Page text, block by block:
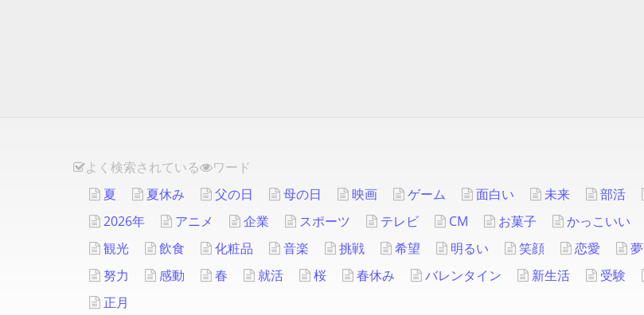
よく検索されている
ワード
夏
夏休み 父の日 母の日 映画 ゲーム 面白い 未来 部活
2026年
アニメ 企業 スポーツ テレビ CM お菓子 かっこいい
観光
飲食 化粧品 音楽 挑戦 希望 明るい 笑顔 恋愛 夢
努力
感動 春 就活 桜 春休み バレンタイン 新生活 受験
正月